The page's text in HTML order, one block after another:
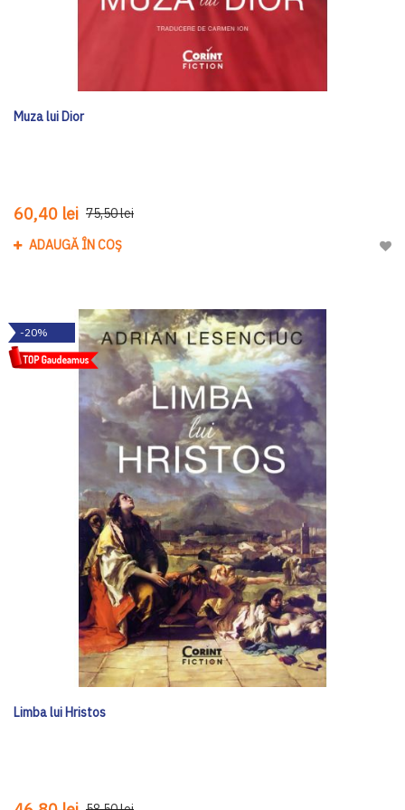
Muza lui Dior
60,40 lei 75,50 lei
ADAUGĂ ÎN COȘ
-20%
Limba lui Hristos